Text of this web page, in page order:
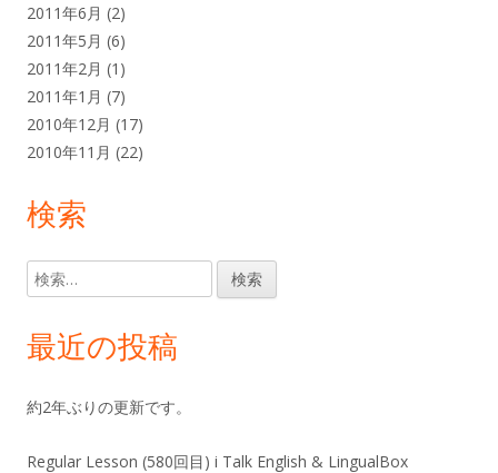
2011年6月 (2)
2011年5月 (6)
2011年2月 (1)
2011年1月 (7)
2010年12月 (17)
2010年11月 (22)
検索
検
索:
最近の投稿
約2年ぶりの更新です。
Regular Lesson (580回目) i Talk English & LingualBox